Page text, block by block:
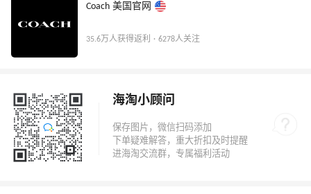
Coach 美国官网
35.6万人获得返利 · 6278人关注
海淘小顾问